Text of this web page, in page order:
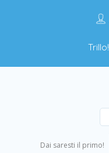
Trillo!
Dai saresti il primo!